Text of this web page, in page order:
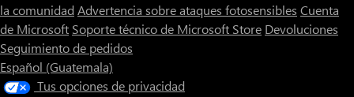
la comunidad Advertencia sobre ataques fotosensibles Cuenta
de Microsoft Soporte técnico de Microsoft Store Devoluciones
Seguimiento de pedidos
Español (Guatemala)
Tus opciones de privacidad